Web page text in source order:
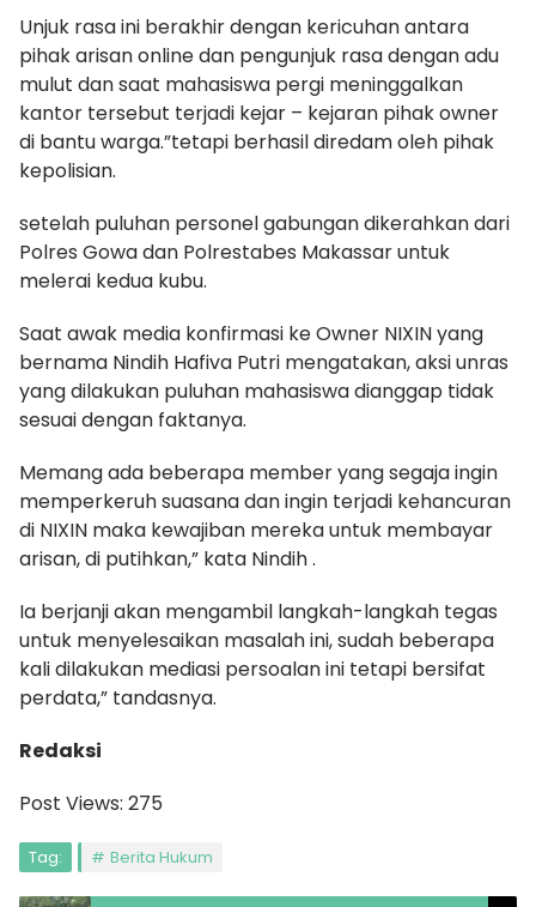
Unjuk rasa ini berakhir dengan kericuhan antara
pihak arisan online dan pengunjuk rasa dengan adu
mulut dan saat mahasiswa pergi meninggalkan
kantor tersebut terjadi kejar – kejaran pihak owner
di bantu warga.”tetapi berhasil diredam oleh pihak
kepolisian.
setelah puluhan personel gabungan dikerahkan dari
Polres Gowa dan Polrestabes Makassar untuk
melerai kedua kubu.
Saat awak media konfirmasi ke Owner NIXIN yang
bernama Nindih Hafiva Putri mengatakan, aksi unras
yang dilakukan puluhan mahasiswa dianggap tidak
sesuai dengan faktanya.
Memang ada beberapa member yang segaja ingin
memperkeruh suasana dan ingin terjadi kehancuran
di NIXIN maka kewajiban mereka untuk membayar
arisan, di putihkan,” kata Nindih .
Ia berjanji akan mengambil langkah-langkah tegas
untuk menyelesaikan masalah ini, sudah beberapa
kali dilakukan mediasi persoalan ini tetapi bersifat
perdata,” tandasnya.
Redaksi
Post Views: 275
Tag: Berita Hukum